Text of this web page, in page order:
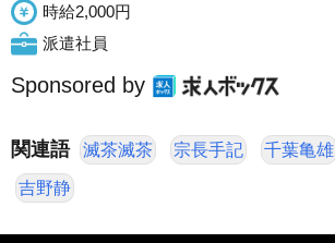
時給2,000円
派遣社員
Sponsored by
関連語 滅茶滅茶 宗長手記 千葉亀雄
吉野静